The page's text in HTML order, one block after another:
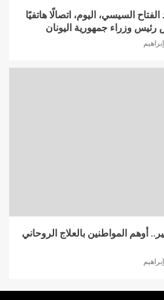
السيسي، اليوم، اتصالًا هاتفيًا
وزراء جمهورية اليونان
أوهم المواطنين بالعلاج الروحاني